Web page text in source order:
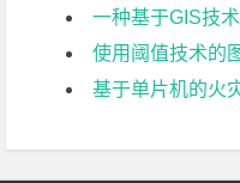
一种基于GIS技术的
使用阈值技术的
基于单片机的火灾探